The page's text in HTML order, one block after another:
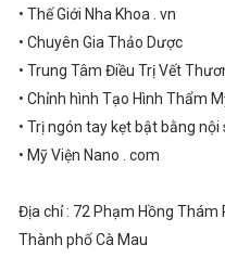
• Thế Giới Nha Khoa . vn
• Chuyên Gia Thảo Dược
• Trung Tâm Điều Trị Vết
• Chỉnh hình Tạo Hình Thẩm
• Trị ngón tay kẹt bật bằng nội
• Mỹ Viện Nano . com
Địa chỉ : 72 Phạm Hồng
Thành phố Cà Mau